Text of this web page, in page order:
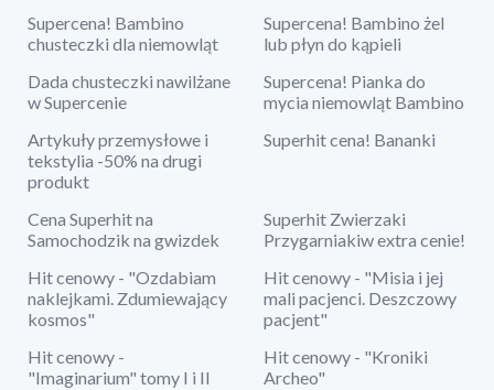
Supercena! Bambino
chusteczki dla niemowląt
Supercena! Bambino żel
lub płyn do kąpieli
Dada chusteczki nawilżane
w Supercenie
Supercena! Pianka do
mycia niemowląt Bambino
Artykuły przemysłowe i
tekstylia -50% na drugi
produkt
Superhit cena! Bananki
Cena Superhit na
Samochodzik na gwizdek
Superhit Zwierzaki
Przygarniakiw extra cenie!
Hit cenowy - "Ozdabiam
naklejkami. Zdumiewający
kosmos"
Hit cenowy - "Misia i jej
mali pacjenci. Deszczowy
pacjent"
Hit cenowy -
"Imaginarium" tomy I i II
Hit cenowy - "Kroniki
Archeo"